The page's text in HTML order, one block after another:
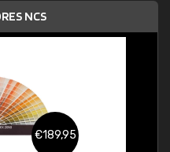
NCS
€189,95